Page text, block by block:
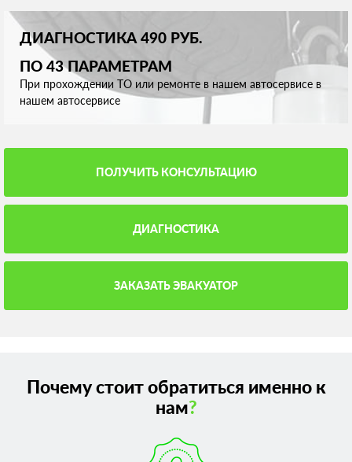
ДИАГНОСТИКА 490 РУБ.
ПО 43 ПАРАМЕТРАМ
При прохождении ТО или ремонте в нашем автосервисе в
нашем автосервисе
ПОЛУЧИТЬ КОНСУЛЬТАЦИЮ
ДИАГНОСТИКА
ЗАКАЗАТЬ ЭВАКУАТОР
Почему стоит обратиться именно к
нам?